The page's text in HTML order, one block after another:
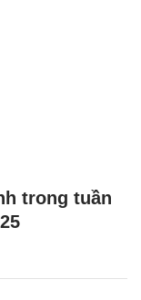
trong tuần